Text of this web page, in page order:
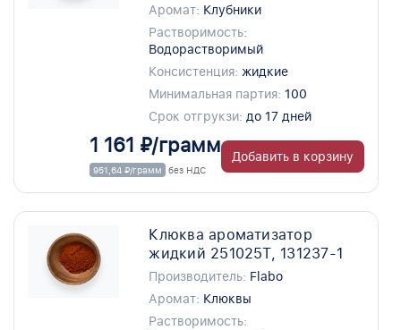
Аромат: Клубники
Растворимость:
Водорастворимый
Консистенция: жидкие
Минимальная партия: 100
Срок отгрукзи: до 17 дней
1 161 ₽/грамм
951,64 ₽/грамм без НДС
Добавить в корзину
Клюква ароматизатор
жидкий 251025T, 131237-1
Производитель: Flabo
Аромат: Клюквы
Растворимость: